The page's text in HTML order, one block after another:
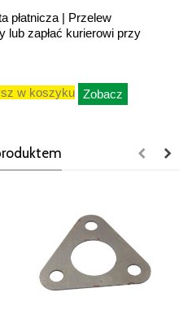
płatnicza | Przelew
lub zapłać kurierowi przy
w koszyku Zobacz